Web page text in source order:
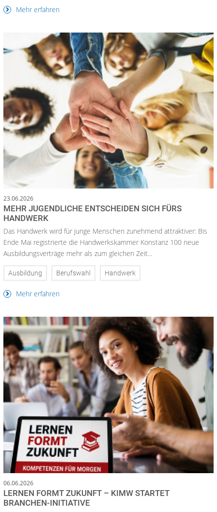
Mehr erfahren
23.06.2026
MEHR JUGENDLICHE ENTSCHEIDEN SICH FÜRS
HANDWERK
Das Handwerk wird für junge Menschen zunehmend attraktiver: Bis
Ende Mai registrierte die Handwerkskammer Konstanz 100 neue
Ausbildungsverträge mehr als zum gleichen Zeit...
Ausbildung Berufswahl Handwerk
Mehr erfahren
06.06.2026
LERNEN FORMT ZUKUNFT – KIMW STARTET
BRANCHEN-INITIATIVE